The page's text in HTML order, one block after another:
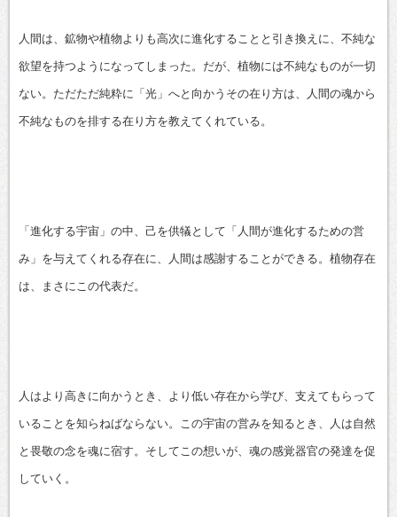
人間は、鉱物や植物よりも高次に進化することと引き換えに、不純な
欲望を持つようになってしまった。だが、植物には不純なものが一切
ない。ただただ純粋に「光」へと向かうその在り方は、人間の魂から
不純なものを排する在り方を教えてくれている。
「進化する宇宙」の中、己を供犠として「人間が進化するための営
み」を与えてくれる存在に、人間は感謝することができる。植物存在
は、まさにこの代表だ。
人はより高きに向かうとき、より低い存在から学び、支えてもらって
いることを知らねばならない。この宇宙の営みを知るとき、人は自然
と畏敬の念を魂に宿す。そしてこの想いが、魂の感覚器官の発達を促
していく。